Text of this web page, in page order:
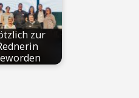
zur